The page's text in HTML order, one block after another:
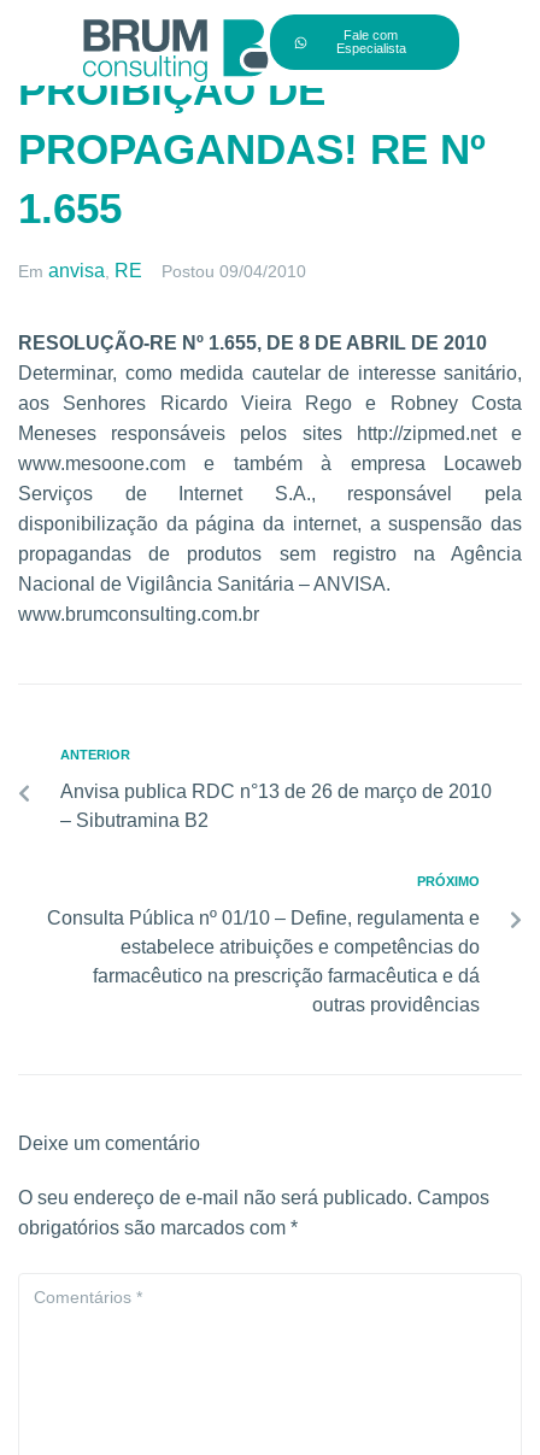
Fale com
Especialista
PROIBIÇÃO DE
PROPAGANDAS! RE Nº
1.655
Em anvisa RE Postou 09/04/2010
RESOLUÇÃO-RE Nº 1.655, DE 8 DE ABRIL DE 2010
Determinar, como medida cautelar de interesse sanitário,
aos Senhores Ricardo Vieira Rego e Robney Costa
Meneses responsáveis pelos sites http://zipmed.net e
www.mesoone.com e também à empresa Locaweb
Serviços de Internet S.A., responsável pela
disponibilização da página da internet, a suspensão das
propagandas de produtos sem registro na Agência
Nacional de Vigilância Sanitária – ANVISA.
www.brumconsulting.com.br
ANTERIOR
Anvisa publica RDC n°13 de 26 de março de 2010
– Sibutramina B2
PRÓXIMO
Consulta Pública nº 01/10 – Define, regulamenta e
estabelece atribuições e competências do
farmacêutico na prescrição farmacêutica e dá
outras providências
Deixe um comentário
O seu endereço de e-mail não será publicado. Campos
obrigatórios são marcados com *